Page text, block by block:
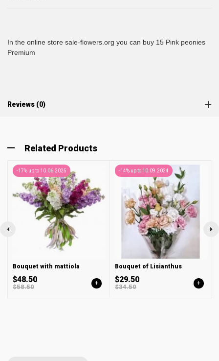
In the online store sale-flowers.org you can buy 15 Pink peonies
Premium
Reviews (0)
Related Products
-17% up to 10.06.2025
Bouquet with mattiola
$48.50
$58.50 +
-14% up to 10.09.2024
Bouquet of Lisianthus
$29.50
$34.50 +